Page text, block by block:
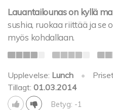
Lauantailounas on kyllä
sushia, ruokaa riittää ja se
myös kohdallaan.
Upplevelse: Lunch •
Tillagt: 01.03.2014
Betyg: -1